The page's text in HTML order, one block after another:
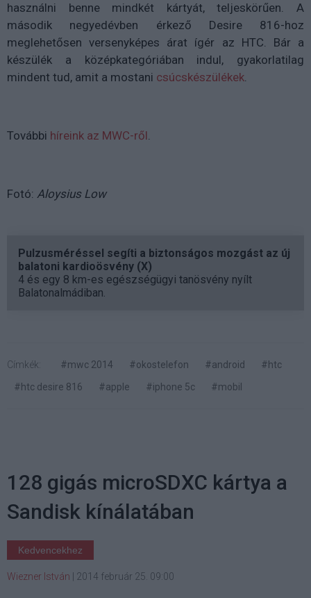
használni benne mindkét kártyát, teljeskörűen. A
második negyedévben érkező Desire 816-hoz
meglehetősen versenyképes árat ígér az HTC. Bár a
készülék a középkategóriában indul, gyakorlatilag
mindent tud, amit a mostani csúcskészülékek.
További híreink az MWC-ről.
Fotó: Aloysius Low
Pulzusméréssel segíti a biztonságos mozgást az új
balatoni kardioösvény (X)
4 és egy 8 km-es egészségügyi tanösvény nyílt
Balatonalmádiban.
Címkék: #mwc 2014 #okostelefon #android
#htc
#htc desire 816
#apple #iphone 5c #mobil
128 gigás microSDXC kártya a
Sandisk kínálatában
Kedvencekhez
Wiezner István 2014 február 25. 09:00